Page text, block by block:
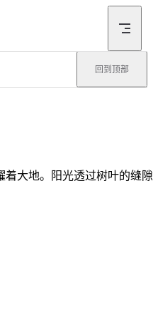
回到顶部
着大地。阳光透过树叶的缝